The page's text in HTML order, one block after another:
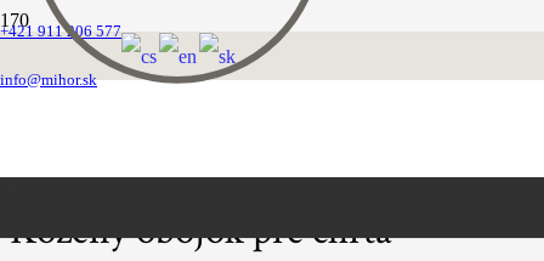
+421 911 206 577
info@mihor.sk
Domovská stránka
Chrtie obojky
Kožený obojok pre chrta